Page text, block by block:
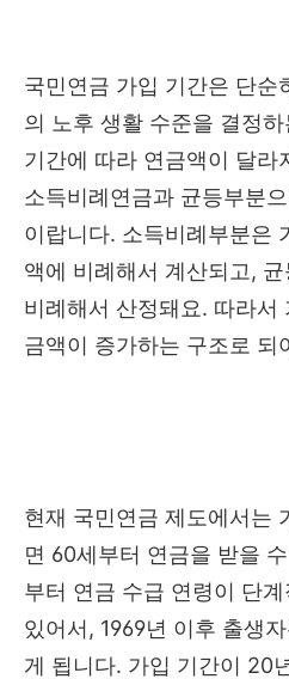
국민연금 가입 기간은 단순
의 노후 생활 수준을 결정
기간에 따라 연금액이 달라
소득비례연금과 균등부분
이랍니다. 소득비례부분은
액에 비례해서 계산되고,
비례해서 산정돼요. 따라서
금액이 증가하는 구조로 되
현재 국민연금 제도에서는
면 60세부터 연금을 받을
부터 연금 수급 연령이 단
있어서, 1969년 이후 출생
게 됩니다. 가입 기간이 20